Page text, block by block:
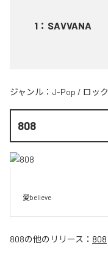
1 ： SAVVANA
ジャンル： J-Pop / ロック
808
愛believe
808の他のリリース： 808